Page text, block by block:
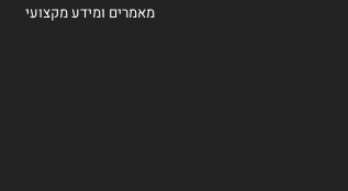
מאמרים ומידע מקצועי